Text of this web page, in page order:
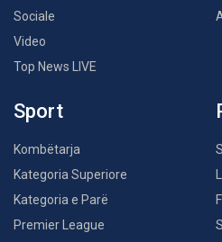
Sociale
Video
Top News LIVE
Sport
Kombëtarja
Kategoria Superiore
Kategoria e Parë
Premier League